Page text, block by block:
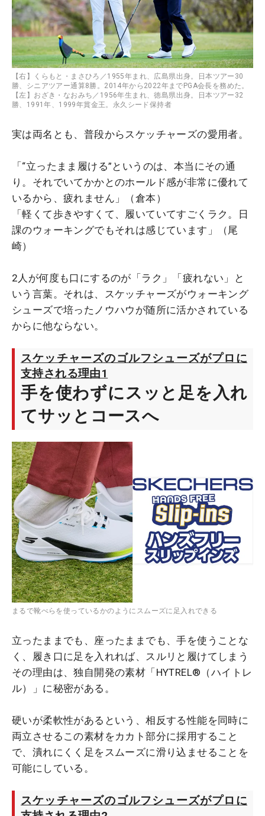
【右】くらもと・まさひろ／1955年まれ、広島県出身。日本ツアー30
勝、シニアツアー通算8勝。2014年から2022年までPGA会長を務めた。
【左】おざき・なおみち／1956年生まれ、徳島県出身。日本ツアー32
勝、1991年、1999年賞金王。永久シード保持者
実は両名とも、普段からスケッチャーズの愛用者。
「“立ったまま履ける”というのは、本当にその通
り。それでいてかかとのホールド感が非常に優れて
いるから、疲れません」（倉本）
「軽くて歩きやすくて、履いていてすごくラク。日
課のウォーキングでもそれは感じています」（尾
崎）
2人が何度も口にするのが「ラク」「疲れない」と
いう言葉。それは、スケッチャーズがウォーキング
シューズで培ったノウハウが随所に活かされている
からに他ならない。
スケッチャーズのゴルフシューズがプロに
支持される理由1
手を使わずにスッと足を入れ
てサッとコースへ
まるで靴べらを使っているかのようにスムーズに足入れできる
立ったままでも、座ったままでも、手を使うことな
く、履き口に足を入れれば、スルリと履けてしまう
その理由は、独自開発の素材「HYTREL®（ハイトレ
ル）」に秘密がある。
硬いが柔軟性があるという、相反する性能を同時に
両立させるこの素材をカカト部分に採用すること
で、潰れにくく足をスムーズに滑り込ませることを
可能にしている。
スケッチャーズのゴルフシューズがプロに